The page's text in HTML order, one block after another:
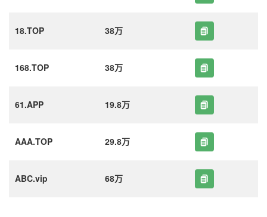
18.TOP 38万
168.TOP 38万
61.APP 19.8万
AAA.TOP 29.8万
ABC.vip 68万